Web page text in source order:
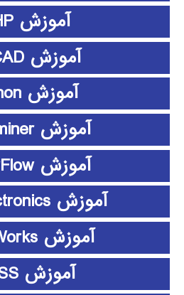
آموزش PHP
آموزش PSCAD
آموزش python
آموزش rapidminer
آموزش ShowFlow
آموزش SimElectronics
آموزش SolidWorks
آموزش SPSS